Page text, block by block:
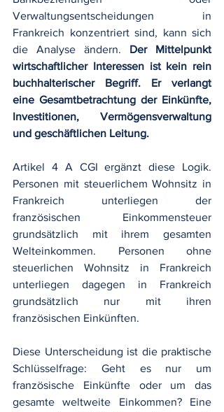
Verwaltungsentscheidungen in
Frankreich konzentriert sind, kann sich
die Analyse ändern. Der Mittelpunkt
wirtschaftlicher Interessen ist kein rein
buchhalterischer Begriff. Er verlangt
eine Gesamtbetrachtung der Einkünfte,
Investitionen, Vermögensverwaltung
und geschäftlichen Leitung.
Artikel 4 A CGI ergänzt diese Logik.
Personen mit steuerlichem Wohnsitz in
Frankreich unterliegen der
französischen Einkommensteuer
grundsätzlich mit ihrem gesamten
Welteinkommen. Personen ohne
steuerlichen Wohnsitz in Frankreich
unterliegen dagegen in Frankreich
grundsätzlich nur mit ihren
französischen Einkünften.
Diese Unterscheidung ist die praktische
Schlüsselfrage: Geht es nur um
französische Einkünfte oder um das
gesamte weltweite Einkommen? Eine